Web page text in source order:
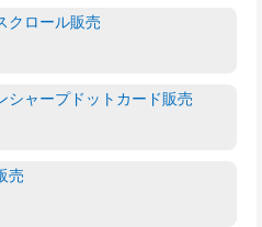
クロール販売
シャープドットカード販売
売